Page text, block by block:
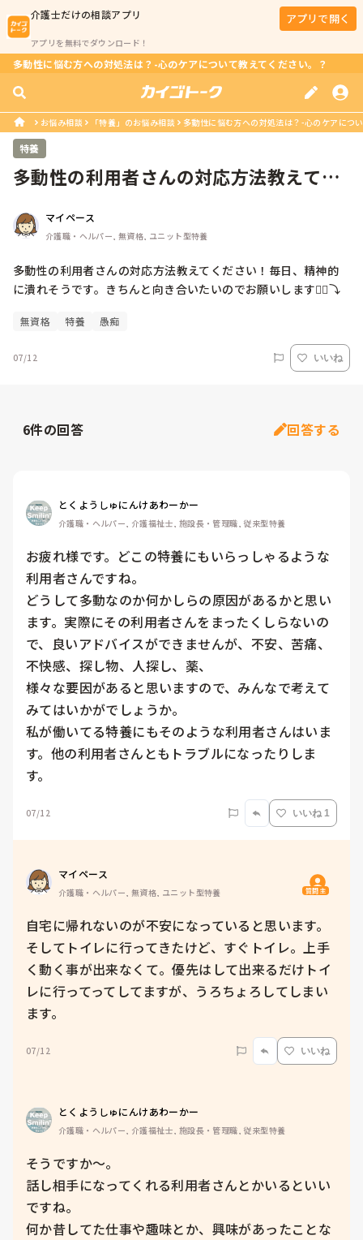
介護士だけの相談アプリ
アプリを無料でダウンロード！
アプリで開く
多動性に悩む方への対処法は？-心のケアについて教えてください。？
お悩み相談 「特養」のお悩み相談 多動性に悩む方への対処法は？-心のケアにつ
特養
多動性の利用者さんの対応方法教えてく
マイペース
介護職・ヘルパー, 無資格, ユニット型特養
多動性の利用者さんの対応方法教えてください！毎日、精神的
無資格 特養 愚痴
07/12 いいね
6件の回答 回答する
とくようしゅにんけあわーかー
介護職・ヘルパー, 介護福祉士, 施設長・管理職, 従来型特養
お疲れ様です。どこの特養にもいらっしゃるような
利用者さんですね。
どうして多動なのか何かしらの原因があるかと思い
ます。実際にその利用者さんをまったくしらないの
で、良いアドバイスができませんが、不安、苦痛、
不快感、探し物、人探し、薬、
様々な要因があると思いますので、みんなで考えて
みてはいかがでしょうか。
私が働いてる特養にもそのような利用者さんはいま
す。他の利用者さんともトラブルになったりしま
す。
07/12 いいね 1
マイペース
介護職・ヘルパー, 無資格, ユニット型特養 質問主
自宅に帰れないのが不安になっていると思います。
そしてトイレに行ってきたけど、すぐトイレ。上手
く動く事が出来なくて。優先はして出来るだけトイ
レに行ってってしてますが、うろちょろしてしまい
ます。
07/12 いいね
とくようしゅにんけあわーかー
介護職・ヘルパー, 介護福祉士, 施設長・管理職, 従来型特養
そうですか〜。
話し相手になってくれる利用者さんとかいるといい
ですね。
何か昔してた仕事や趣味とか、興味があったことな